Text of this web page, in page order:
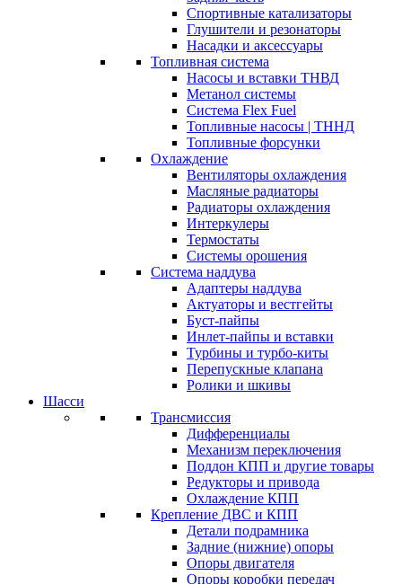
Спортивные катализаторы
Глушители и резонаторы
Насадки и аксессуары
Топливная система
Насосы и вставки ТНВД
Метанол системы
Система Flex Fuel
Топливные насосы | ТННД
Топливные форсунки
Охлаждение
Вентиляторы охлаждения
Масляные радиаторы
Радиаторы охлаждения
Интеркулеры
Термостаты
Системы орошения
Система наддува
Адаптеры наддува
Актуаторы и вестгейты
Буст-пайпы
Инлет-пайпы и вставки
Турбины и турбо-киты
Перепускные клапана
Ролики и шкивы
Шасси
Трансмиссия
Дифференциалы
Механизм переключения
Поддон КПП и другие товары
Редукторы и привода
Охлаждение КПП
Крепление ДВС и КПП
Детали подрамника
Задние (нижние) опоры
Опоры двигателя
Опоры коробки передач